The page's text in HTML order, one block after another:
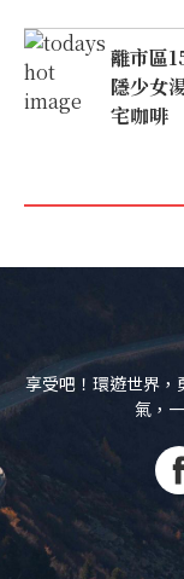
離市區
隱少女
宅咖啡
享受吧！環遊世界，
氣，